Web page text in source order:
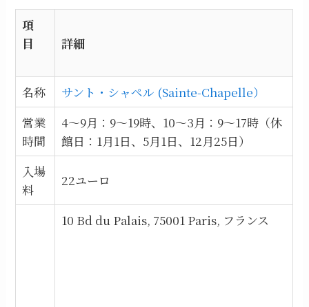
項
目
詳細
名称
サント・シャペル (Sainte-Chapelle）
営業
時間
4～9月：9～19時、10～3月：9～17時（休
館日：1月1日、5月1日、12月25日）
入場
料
22ユーロ
10 Bd du Palais, 75001 Paris, フランス